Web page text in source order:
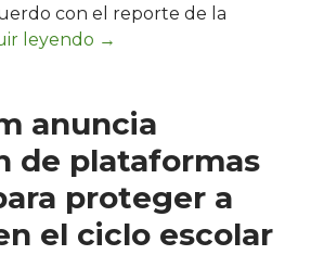
con el reporte de la
anuncia
de plataformas
proteger a
el ciclo escolar